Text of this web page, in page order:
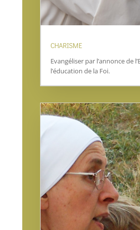
CHARISME
Evangéliser par l’annonce de
l’éducation de la Foi.